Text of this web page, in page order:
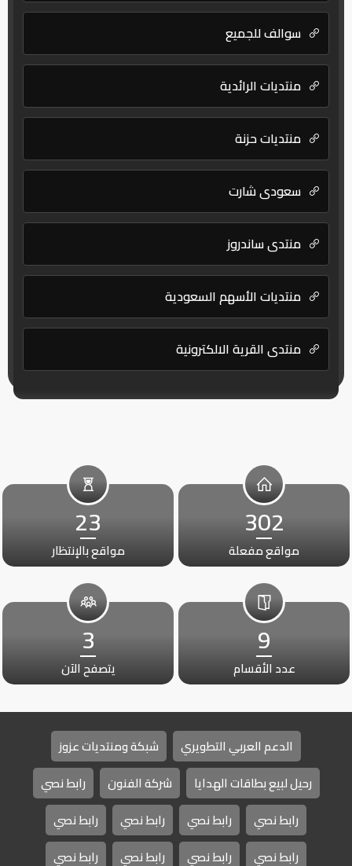
سوالف للجميع
منتديات الرائدية
منتديات حزنة
سعودي شارت
منتدى ساندروز
منتديات الأسهم السعودية
منتدي القرية الالكترونية
302
مواقع مفعلة
23
مواقع بالإنتظار
9
عدد الأقسام
3
يتصفح الآن
الدعم العربي التطويري
شبكة ومنتديات عزوز
رحيل لبيع بطاقات الهدايا
شركة الفنون
رابط نصي
رابط نصي
رابط نصي رابط نصي
رابط نصي
رابط نصي
رابط نصي رابط نصي رابط نصي